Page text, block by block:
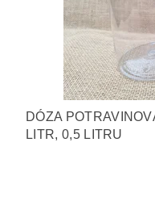
DÓZA
LITR, 0,5 LITRU